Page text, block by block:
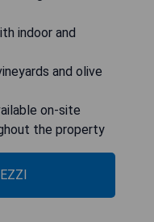
indoor and
and olive
on-site
the property